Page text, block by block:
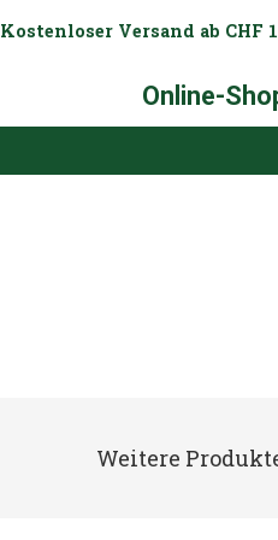
Kostenloser Versand ab CHF
Online-
Weitere